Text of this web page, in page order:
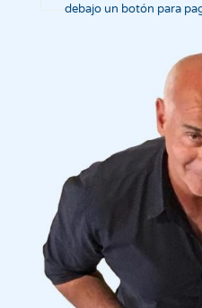
debajo un botón para